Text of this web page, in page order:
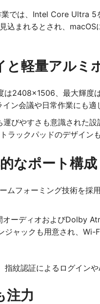
では、Intel Core Ultra
込まれるとされ、
軽量アルミ
2408×1506、最大輝度
ン会議や日常作業にも適
びやすさも意識された
ックパッドのデザイン
なポート構成
フォーミング技術を採
ーディオおよびDolby
ャックも用意され、
紋認証によるログイン
注力